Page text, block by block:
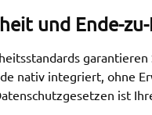
und Ende-
nativ integriert, ohne
ist